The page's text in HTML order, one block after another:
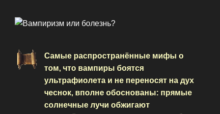
Самые распространённые мифы о
том, что вампиры боятся
ультрафиолета и не переносят на дух
чеснок, вполне обоснованы: прямые
солнечные лучи обжигают